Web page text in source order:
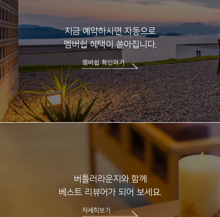
지금 예약하시면 자동으로
멤버쉽 혜택이 쏟아집니다.
버틀러라운지와 함께
베스트 리뷰어가 되어 보세요.